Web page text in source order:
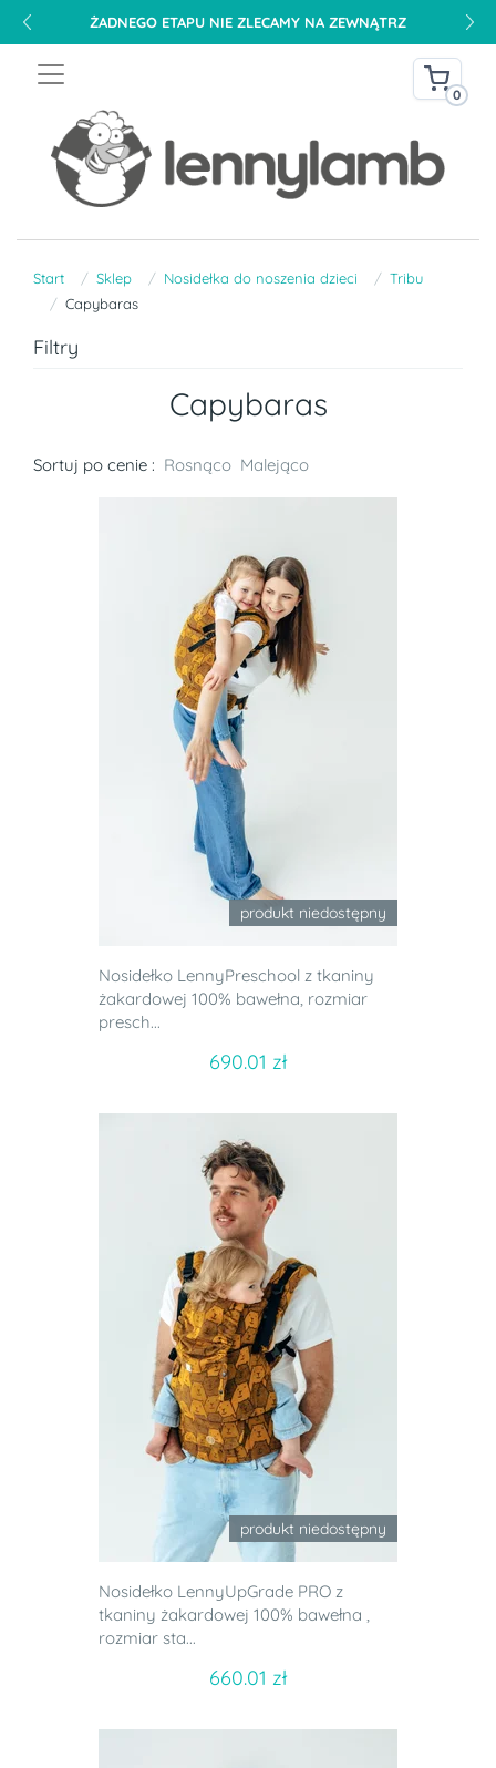
ŻADNEGO ETAPU NIE ZLECAMY NA ZEWNĄTRZ
0
Start Sklep Nosidełka do noszenia dzieci
Tribu
Capybaras
Filtry
Capybaras
Sortuj po cenie : Rosnąco Malejąco
produkt niedostępny
Nosidełko LennyPreschool z tkaniny
żakardowej 100% bawełna, rozmiar
presch...
690.01 zł
produkt niedostępny
Nosidełko LennyUpGrade PRO z
tkaniny żakardowej 100% bawełna ,
rozmiar sta...
660.01 zł